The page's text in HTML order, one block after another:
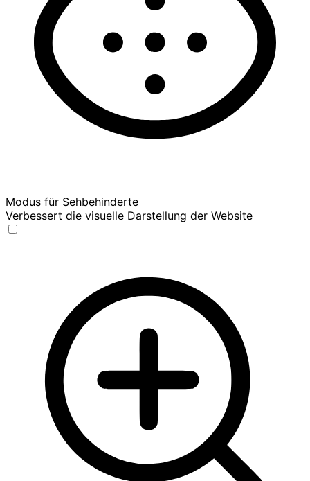
Modus für Sehbehinderte
Verbessert die visuelle Darstellung der Website